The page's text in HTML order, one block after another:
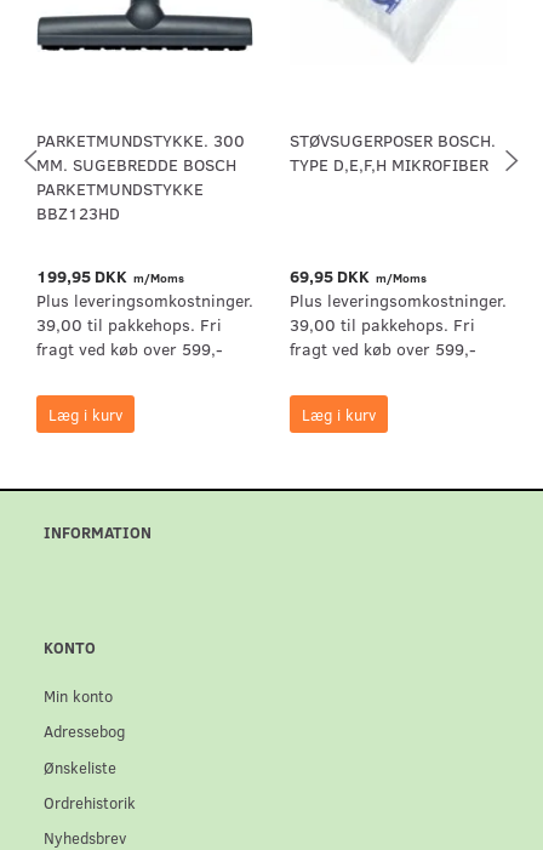
PARKETMUNDSTYKKE. 300
MM. SUGEBREDDE BOSCH
PARKETMUNDSTYKKE
BBZ123HD
199,95 DKK m/Moms
Plus leveringsomkostninger.
39,00 til pakkehops. Fri
fragt ved køb over 599,-
Læg i kurv
STØVSUGERPOSER BOSCH.
TYPE D,E,F,H MIKROFIBER
69,95 DKK m/Moms
Plus leveringsomkostninger.
39,00 til pakkehops. Fri
fragt ved køb over 599,-
Læg i kurv
INFORMATION
KONTO
Min konto
Adressebog
Ønskeliste
Ordrehistorik
Nyhedsbrev